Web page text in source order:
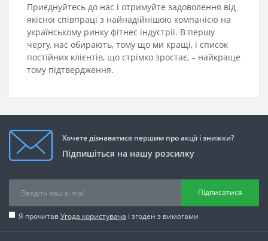
Приєднуйтесь до нас і отримуйте задоволення від
якісної співпраці з найнадійнішою компанією на
українському ринку фітнес індустрії. В першу
чергу, нас обирають, тому що ми кращі, і список
постійних клієнтів, що стрімко зростає, – найкраще
тому підтвердження.
Хочете дізнаватися першим про акції і знижки?
Підпишіться на нашу розсилку
Підписатися
Я прочитавУгода користувача і згоден з вимогами